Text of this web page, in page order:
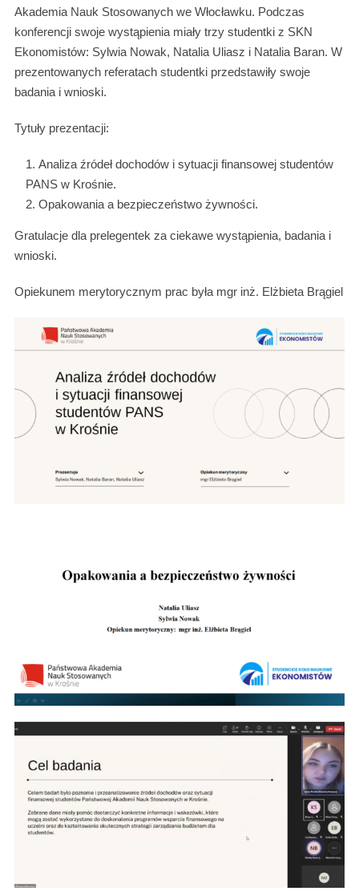
Akademia Nauk Stosowanych we Włocławku. Podczas
konferencji swoje wystąpienia miały trzy studentki z SKN
Ekonomistów: Sylwia Nowak, Natalia Uliasz i Natalia Baran. W
prezentowanych referatach studentki przedstawiły swoje
badania i wnioski.
Tytuły prezentacji:
Analiza źródeł dochodów i sytuacji finansowej studentów
PANS w Krośnie.
Opakowania a bezpieczeństwo żywności.
Gratulacje dla prelegentek za ciekawe wystąpienia, badania i
wnioski.
Opiekunem merytorycznym prac była mgr inż. Elżbieta Brągiel